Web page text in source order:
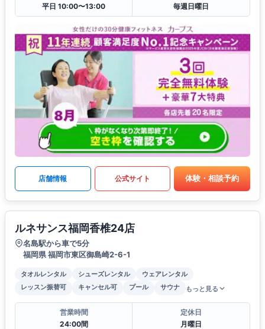
平日 10:00〜13:00
毎週日曜日
店舗情報 公式サイト 体験・相談予約
ルネサンス福岡香椎24店
名島駅から車で5分
福岡県 福岡市東区御島崎2-6-1
タオルレンタル シューズレンタル
ウェアレンタル
レッスン振替可
キャンセル可 プール サウナ もっと見る
営業時間
24:00間
定休日
月曜日